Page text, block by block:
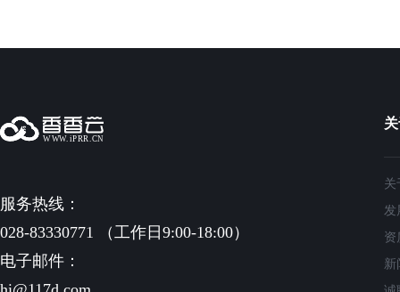
服务热线：
028-83330771 （工作日9:00-18:00）
电子邮件：
关
发
资
新